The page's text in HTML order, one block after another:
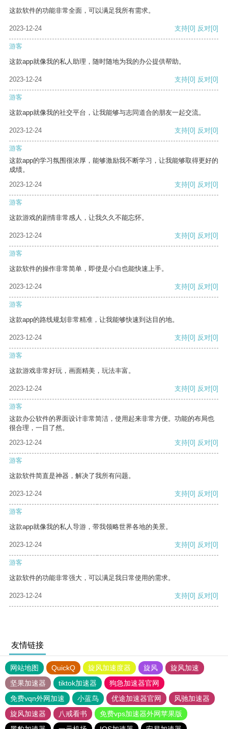
这款软件的功能非常全面，可以满足我所有需求。
2023-12-24 支持[0] 反对[0]
游客
这款app就像我的私人助理，随时随地为我的办公提供帮助。
2023-12-24 支持[0] 反对[0]
游客
这款app就像我的社交平台，让我能够与志同道合的朋友一起交流。
2023-12-24 支持[0] 反对[0]
游客
这款app的学习氛围很浓厚，能够激励我不断学习，让我能够取得更好的
成绩。
2023-12-24
支持[0] 反对[0]
游客
这款游戏的剧情非常感人，让我久久不能忘怀。
2023-12-24 支持[0] 反对[0]
游客
这款软件的操作非常简单，即使是小白也能快速上手。
2023-12-24 支持[0] 反对[0]
游客
这款app的路线规划非常精准，让我能够快速到达目的地。
2023-12-24 支持[0] 反对[0]
游客
这款游戏非常好玩，画面精美，玩法丰富。
2023-12-24 支持[0] 反对[0]
游客
这款办公软件的界面设计非常简洁，使用起来非常方便。功能的布局也
很合理，一目了然。
2023-12-24
支持[0] 反对[0]
游客
这款软件简直是神器，解决了我所有问题。
2023-12-24 支持[0] 反对[0]
游客
这款app就像我的私人导游，带我领略世界各地的美景。
2023-12-24 支持[0] 反对[0]
游客
这款软件的功能非常强大，可以满足我日常使用的需求。
2023-12-24 支持[0] 反对[0]
友情链接
网站地图 QuickQ 旋风加速度器 旋风
旋风加速
坚果加速器
tiktok加速器
狗急加速器官网
免费vqn外网加速
小蓝鸟 优途加速器官网
风驰加速器
旋风加速器
八戒看书
免费vps加速器外网苹果版